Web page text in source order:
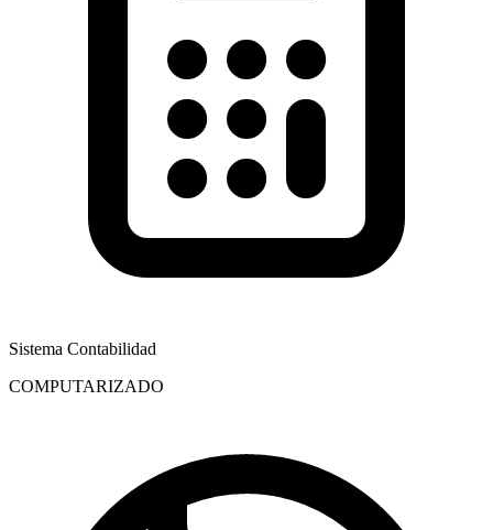
Sistema Contabilidad
COMPUTARIZADO